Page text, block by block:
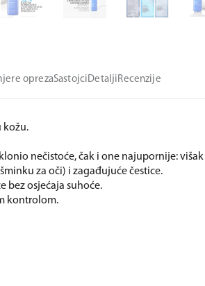
oprezaSastojciDetaljiRecenzije
kožu.
nečistoće, čak i one najupornije: višak
za oči) i zagađujuće čestice.
bez osjećaja suhoće.
kontrolom.